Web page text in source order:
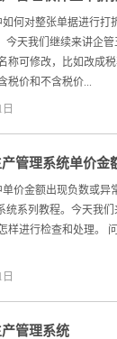
何对整张单据进行
今天我们继续来讲企
称可修改，比如改成
税价和不含税价...
管理系统单价金
价金额出现负数或
统系列教程。今天我
样进行检查和处理。
管理系统